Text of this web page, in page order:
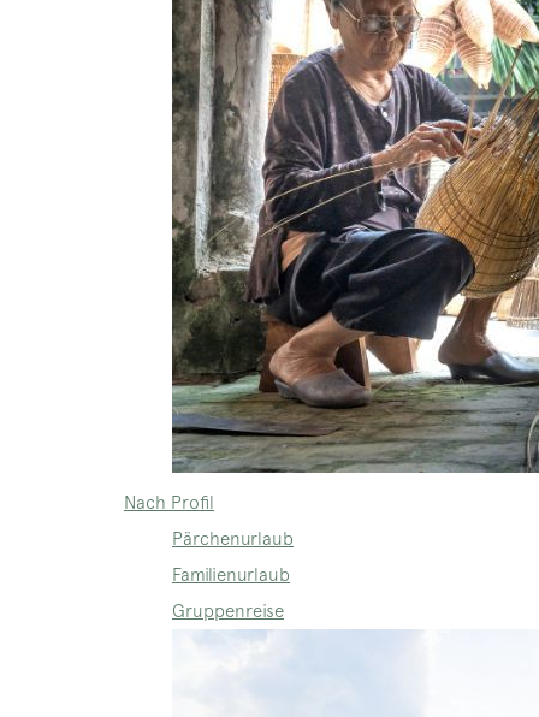
Nach Profil
Pärchenurlaub
Familienurlaub
Gruppenreise